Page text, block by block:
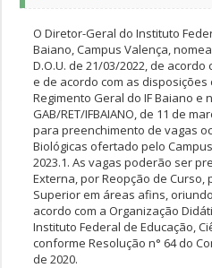
O Diretor-Geral do Instituto
Baiano, Campus Valença,
D.O.U. de 21/03/2022, de
e de acordo com as disposições
Regimento Geral do IF Baiano e
GAB/RET/IFBAIANO, de 11 de
para preenchimento de vagas
Biológicas ofertado pelo
2023.1. As vagas poderão ser
Externa, por Reopção de
Superior em áreas afins,
acordo com a Organização
Instituto Federal de Educação,
conforme Resolução n° 64 do
de 2020.